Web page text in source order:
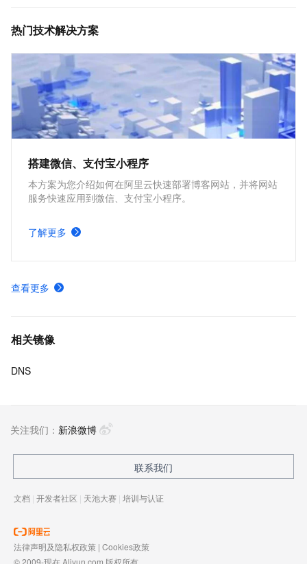
公网权威域名解析管理-公网权威解析-云解析DNS-阿里云
热门技术解决方案
搭建微信、支付宝小程序
本方案为您介绍如何在阿里云快速部署博客网站，并将网站
服务快速应用到微信、支付宝小程序。
了解更多
查看更多
相关镜像
DNS
关注我们： 新浪微博
联系我们
文档 | 开发者社区 | 天池大赛 | 培训与认证
法律声明及隐私权政策 | Cookies政策
© 2009-现在 Aliyun.com 版权所有